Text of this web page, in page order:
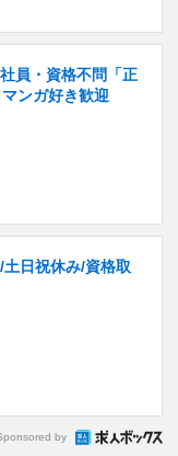
員・資格不問「正
ンガ好き歓迎
日祝休み/資格取
by